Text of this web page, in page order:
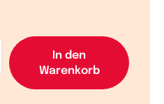
In den
Warenkorb